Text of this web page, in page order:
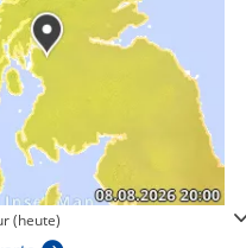
(heute)